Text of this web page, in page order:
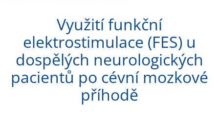
Využití funkční
elektrostimulace (FES) u
dospělých neurologických
pacientů po cévní mozkové
příhodě